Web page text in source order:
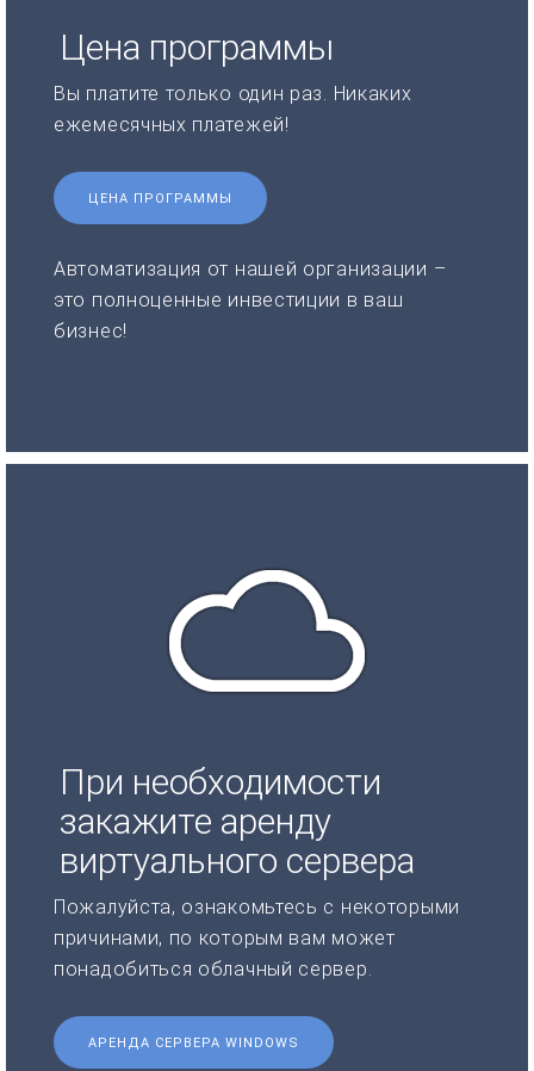
Цена программы
Вы платите только один раз. Никаких
ежемесячных платежей!
ЦЕНА ПРОГРАММЫ
Автоматизация от нашей организации –
это полноценные инвестиции в ваш
бизнес!
При необходимости
закажите аренду
виртуального сервера
Пожалуйста, ознакомьтесь с некоторыми
причинами, по которым вам может
понадобиться облачный сервер.
АРЕНДА СЕРВЕРА WINDOWS